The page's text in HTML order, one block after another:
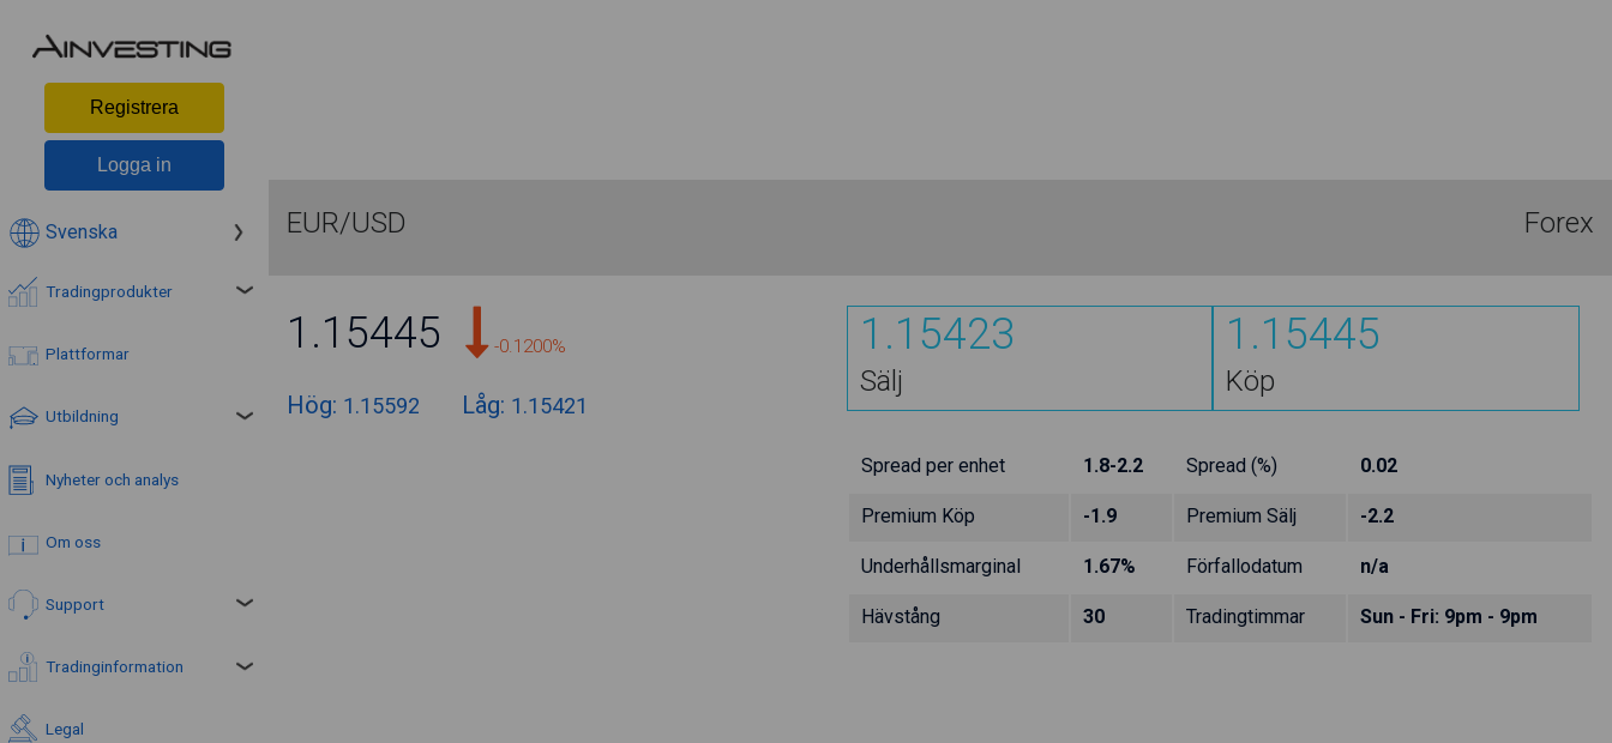
Registrera
Logga in
Svenska
Tradingprodukter
Plattformar
Utbildning
Nyheter och analys
Om oss
Support
Tradinginformation
Legal
EUR/USD Forex
1.15447 -0.1200%
Hög: 1.15592 Låg: 1.15421
1.15425
Sälj
1.15447
Köp
Spread per enhet 1.8-2.2 Spread (%) 0.02
Premium Köp -1.9 Premium Sälj -2.2
Underhållsmarginal 1.67% Förfallodatum n/a
Hävstång 30 Tradingtimmar Sun - Fri: 9pm - 9pm